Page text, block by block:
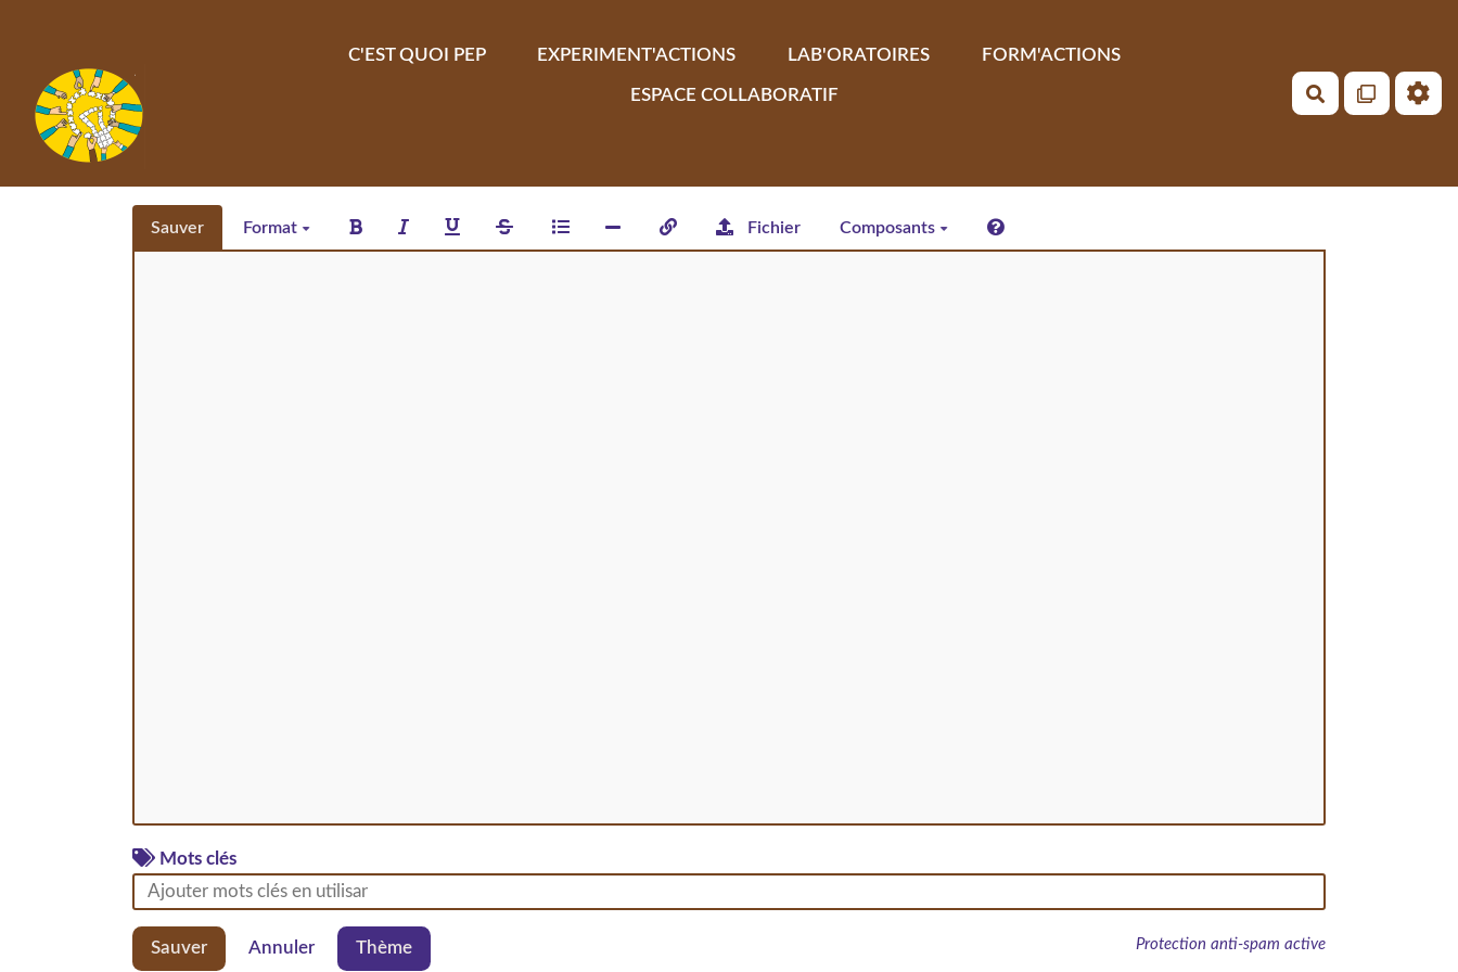
C'EST QUOI PEP
EXPERIMENT'ACTIONS LAB'ORATOIRES FORM'ACTIONS
ESPACE COLLABORATIF Rechercher
Sauver Format Fichier Composants
Mots clés
Sauver Annuler Thème Protection anti-spam active